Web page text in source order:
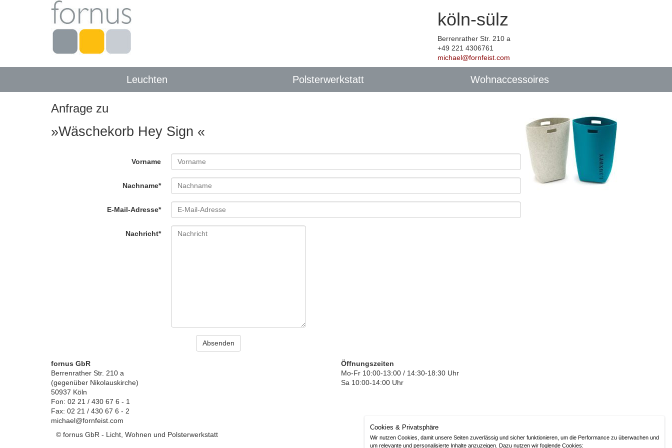
köln-sülz
Berrenrather Str. 210 a
+49 221 4306761
michael@fornfeist.com
Leuchten Polsterwerkstatt Wohnaccessoires
Anfrage zu
»Wäschekorb Hey Sign «
Vorname
Nachname*
E-Mail-Adresse*
Nachricht*
fornus GbR
Berrenrather Str. 210 a
(gegenüber Nikolauskirche)
50937 Köln
Fon: 02 21 / 430 67 6 - 1
Fax: 02 21 / 430 67 6 - 2
michael@fornfeist.com
Öffnungszeiten
Mo-Fr 10:00-13:00 / 14:30-18:30 Uhr
Sa 10:00-14:00 Uhr
© fornus GbR - Licht, Wohnen und Polsterwerkstatt Impressum / Haftungsausschluss / Datenschutzerklärung
Cookies & Privatsphäre
Wir nutzen Cookies, damit unsere Seiten zuverlässig und sicher funktionieren, um die Performance zu überwachen und
um relevante und personalisierte Inhalte anzuzeigen. Dazu nutzen wir foglende Cookies: